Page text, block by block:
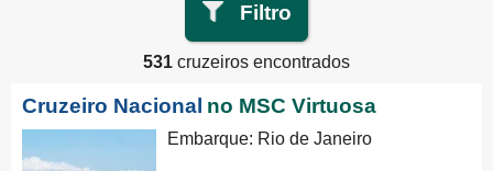
Filtro
531 cruzeiros encontrados
Cruzeiro Nacional no MSC Virtuosa
Embarque: Rio de Janeiro